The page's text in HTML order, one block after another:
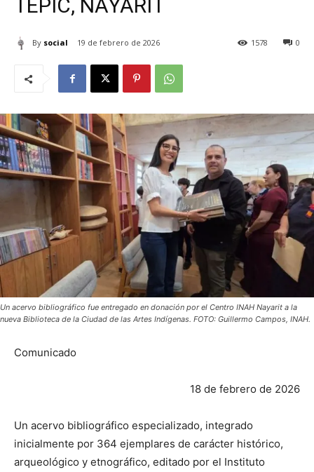
TEPIC, NAYARIT
By social 19 de febrero de 2026 0
1578
Un acervo bibliográfico fue entregado en donación por el Centro INAH Nayarit a la
nueva Biblioteca de la Ciudad de las Artes Indígenas. FOTO: Guillermo Campos, INAH.
Comunicado
18 de febrero de 2026
Un acervo bibliográfico especializado, integrado
inicialmente por 364 ejemplares de carácter histórico,
arqueológico y etnográfico, editado por el Instituto